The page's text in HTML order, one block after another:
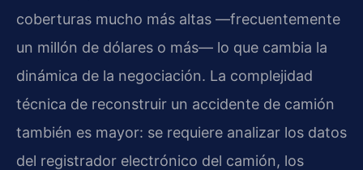
coberturas mucho más altas —frecuentemente
un millón de dólares o más— lo que cambia la
dinámica de la negociación. La complejidad
técnica de reconstruir un accidente de camión
también es mayor: se requiere analizar los datos
del registrador electrónico del camión, los